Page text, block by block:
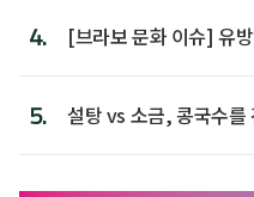
4.
[브라보 문화 이슈] 유
5. 설탕 vs 소금, 콩국수를